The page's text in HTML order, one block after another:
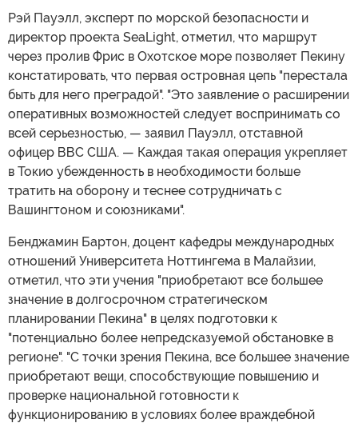
Рэй Пауэлл, эксперт по морской безопасности и
директор проекта SeaLight, отметил, что маршрут
через пролив Фрис в Охотское море позволяет Пекину
констатировать, что первая островная цепь "перестала
быть для него преградой". "Это заявление о расширении
оперативных возможностей следует воспринимать со
всей серьезностью, — заявил Пауэлл, отставной
офицер ВВС США. — Каждая такая операция укрепляет
в Токио убежденность в необходимости больше
тратить на оборону и теснее сотрудничать с
Вашингтоном и союзниками".
Бенджамин Бартон, доцент кафедры международных
отношений Университета Ноттингема в Малайзии,
отметил, что эти учения "приобретают все большее
значение в долгосрочном стратегическом
планировании Пекина" в целях подготовки к
"потенциально более непредсказуемой обстановке в
регионе". "С точки зрения Пекина, все большее значение
приобретают вещи, способствующие повышению и
проверке национальной готовности к
функционированию в условиях более враждебной